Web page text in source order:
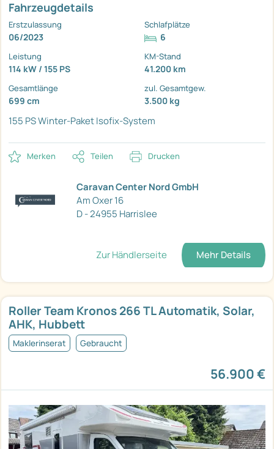
Fahrzeugdetails
Erstzulassung
06/2023
Schlafplätze
6
Leistung
114 kW / 155 PS
KM-Stand
41.200 km
Gesamtlänge
699 cm
zul. Gesamtgew.
3.500 kg
155 PSWinter-PaketIsofix-System
Merken Teilen Drucken
Caravan Center Nord GmbH
Am Oxer 16
D - 24955 Harrislee
Zur Händlerseite Mehr Details
Roller Team Kronos 266 TL Automatik, Solar,
AHK, Hubbett
Maklerinserat Gebraucht
56.900 €